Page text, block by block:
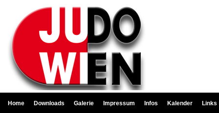
Home Downloads Galerie Impressum Infos Kalender Links